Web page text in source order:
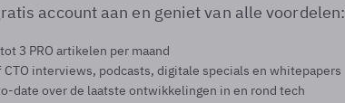
account aan en geniet van alle voordelen:
3 PRO artikelen per maand
interviews, podcasts, digitale specials en whitepapers
date over de laatste ontwikkelingen in en rond tech